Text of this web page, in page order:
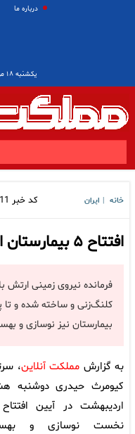
درباره ما
یکشنبه ۱۸ مرداد ۱۴۰۵
خانه ایران کد خبر
افتتاح ۵ بیمارستان ارتش تا پایان سال
فرمانده نیروی زمینی ارتش
بیمارستان نیز نوسازی و
به گزارش مملکت آنلاین،
کیومرث حیدری دوشنبه
اردیبهشت در آیین افتتاح
نخست نوسازی و